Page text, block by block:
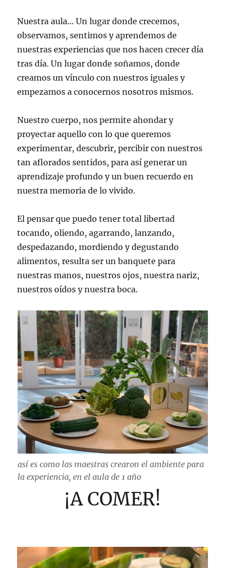
Nuestra aula… Un lugar donde crecemos,
observamos, sentimos y aprendemos de
nuestras experiencias que nos hacen crecer día
tras día. Un lugar donde soñamos, donde
creamos un vínculo con nuestros iguales y
empezamos a conocernos nosotros mismos.
Nuestro cuerpo, nos permite ahondar y
proyectar aquello con lo que queremos
experimentar, descubrir, percibir con nuestros
tan aflorados sentidos, para así generar un
aprendizaje profundo y un buen recuerdo en
nuestra memoria de lo vivido.
El pensar que puedo tener total libertad
tocando, oliendo, agarrando, lanzando,
despedazando, mordiendo y degustando
alimentos, resulta ser un banquete para
nuestras manos, nuestros ojos, nuestra nariz,
nuestros oídos y nuestra boca.
así es como las maestras crearon el ambiente para
la experiencia, en el aula de 1 año
¡A COMER!